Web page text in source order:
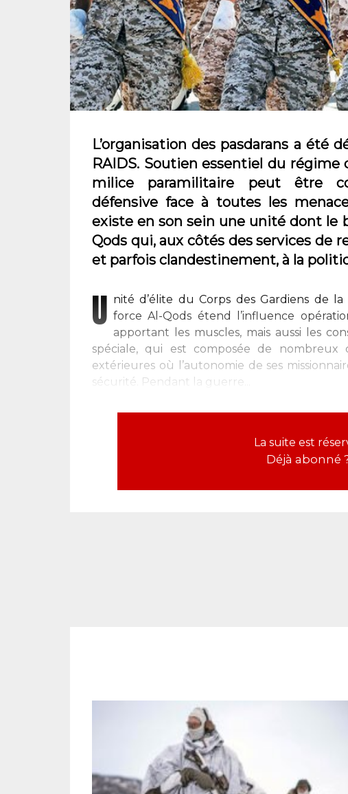
L’organisation des pasdarans a été
RAIDS. Soutien essentiel du régime
milice paramilitaire peut être
défensive face à toutes les
existe en son sein une unité dont le
Qods qui, aux côtés des services
et parfois clandestinement, à la
U nité d’élite du Corps des Gardiens de la
force Al-Qods étend l’influence
apportant les muscles, mais aussi les
spéciale, qui est composée de nombreux
extérieures où l’autonomie de ses
sécurité. Pendant la guerre...
La suite est
Déjà abonné